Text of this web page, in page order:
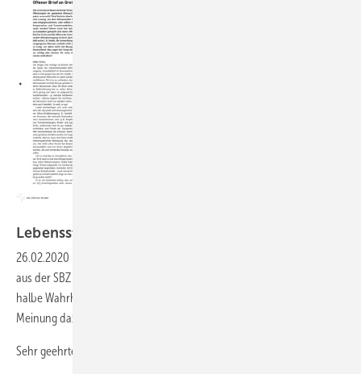
Lebensstil
26.02.2020
aus der SBZ 24-2019: Unser Leser findet, dass in dem Brief nur die
halbe Wahrheit gesagt wird, und schreibt uns ausführlich seine
Meinung dazu. Wie finden Sie das, liebe SBZ-Leser?
Sehr geehrte Damen und Herren,